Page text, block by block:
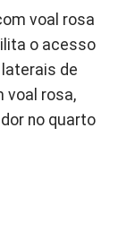
voal rosa
o acesso
de
voal rosa,
no quarto